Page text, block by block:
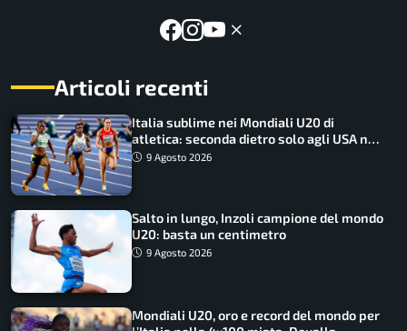
Articoli recenti
Italia sublime nei Mondiali U20 di
atletica: seconda dietro solo agli USA nel
medagliere
9 Agosto 2026
Salto in lungo, Inzoli campione del mondo
U20: basta un centimetro
9 Agosto 2026
Mondiali U20, oro e record del mondo per